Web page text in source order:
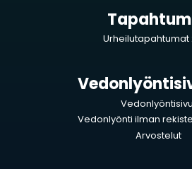
Urheilutapahtumat
Vedonlyönti ilman
Arvostelut